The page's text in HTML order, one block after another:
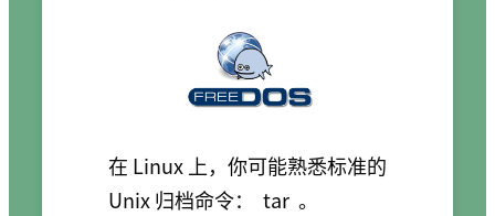
在 Linux 上，你可能熟悉标准的
Unix 归档命令：
tar 。